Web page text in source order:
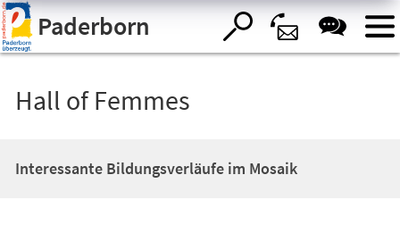
Visuelle
Assistenzsoftware
öffnen.Paderborn
Hall of Femmes
Interessante Bildungsverläufe im Mosaik